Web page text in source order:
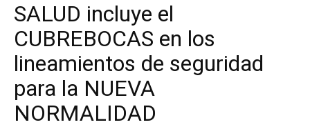
SALUD incluye el
CUBREBOCAS en los
lineamientos de seguridad
para la NUEVA
NORMALIDAD